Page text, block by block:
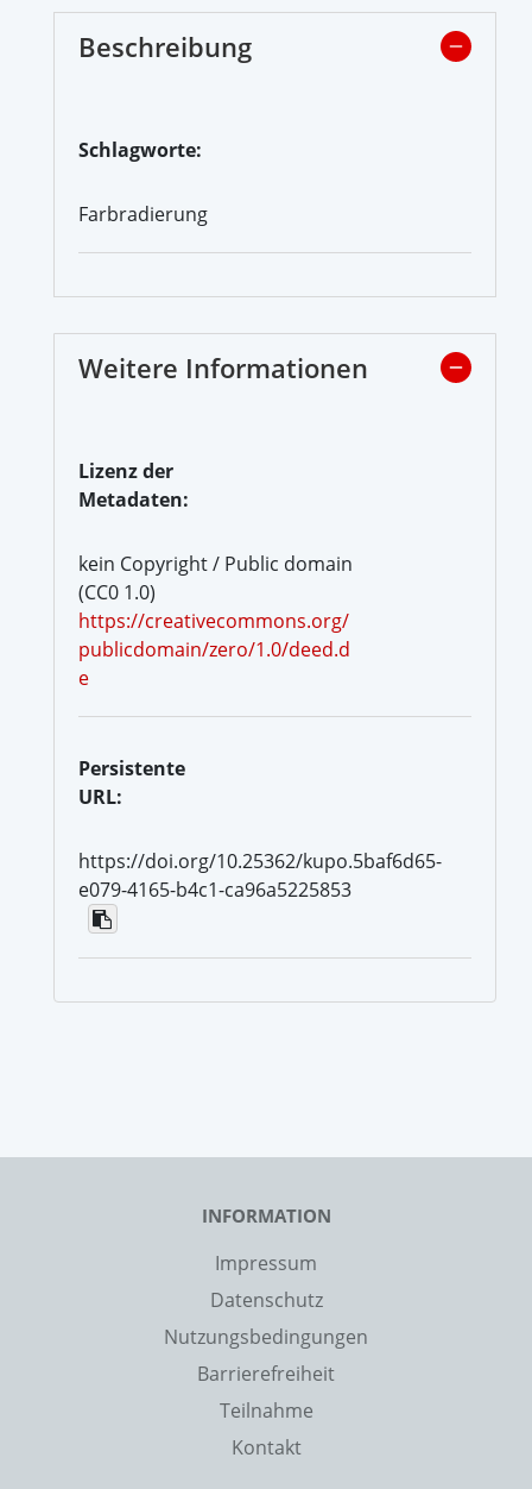
Beschreibung
Schlagworte:
Farbradierung
Weitere Informationen
Lizenz der
Metadaten:
kein Copyright / Public domain
(CC0 1.0)
https://creativecommons.org/
publicdomain/zero/1.0/deed.d
e
Persistente
URL:
https://doi.org/10.25362/kupo.5baf6d65-
e079-4165-b4c1-ca96a5225853
INFORMATION
Impressum
Datenschutz
Nutzungsbedingungen
Barrierefreiheit
Teilnahme
Kontakt